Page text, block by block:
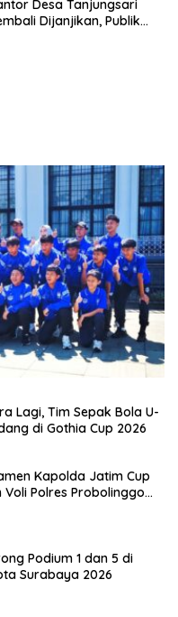
Desa Tanjungsari
Dijanjikan, Publik
Lagi, Tim Sepak Bola U-
di Gothia Cup 2026
Kapolda Jatim Cup
Voli Polres Probolinggo
Podium 1 dan 5 di
Surabaya 2026